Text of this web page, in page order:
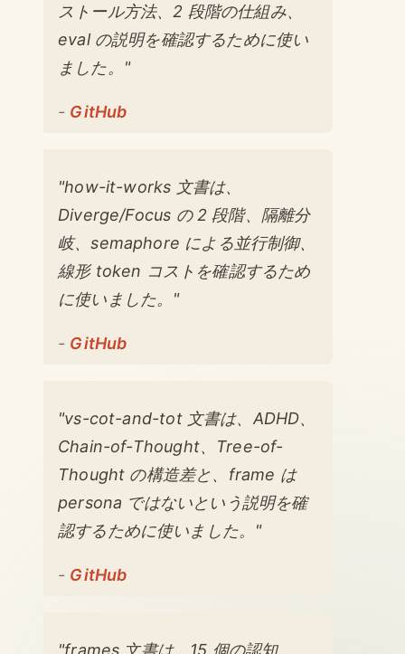
ストール方法、2 段階の仕組み、
eval の説明を確認するために使い
ました。"
- GitHub
"how-it-works 文書は、
Diverge/Focus の 2 段階、隔離分
岐、semaphore による並行制御、
線形 token コストを確認するため
に使いました。"
- GitHub
"vs-cot-and-tot 文書は、ADHD、
Chain-of-Thought、Tree-of-
Thought の構造差と、frame は
persona ではないという説明を確
認するために使いました。"
- GitHub
"frames 文書は、15 個の認知